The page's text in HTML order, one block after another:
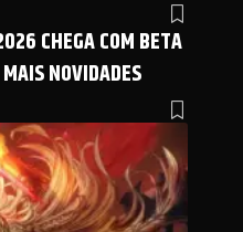
CHEGA COM BETA
NOVIDADES